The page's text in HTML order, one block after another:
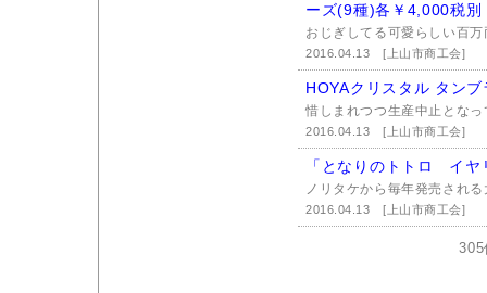
ーズ(9種)各￥4,000税別
おじぎしてる可愛らしい百
2016.04.13[上山市商工会]
HOYAクリスタル タン
惜しまれつつ生産中止とな
2016.04.13[上山市商工会]
「となりのトトロ イ
ノリタケから毎年発売され
2016.04.13[上山市商工会]